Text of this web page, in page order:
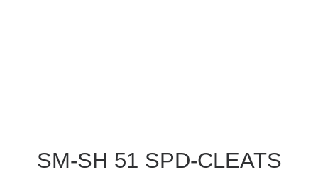
SM-SH 51 SPD-CLEATS